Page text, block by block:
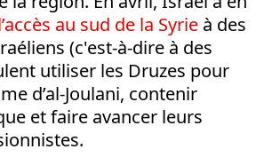
au sud de la Syrie à des
(c'est-à-dire à des
utiliser les Druzes pour
d’al-Joulani, contenir
et faire avancer leurs